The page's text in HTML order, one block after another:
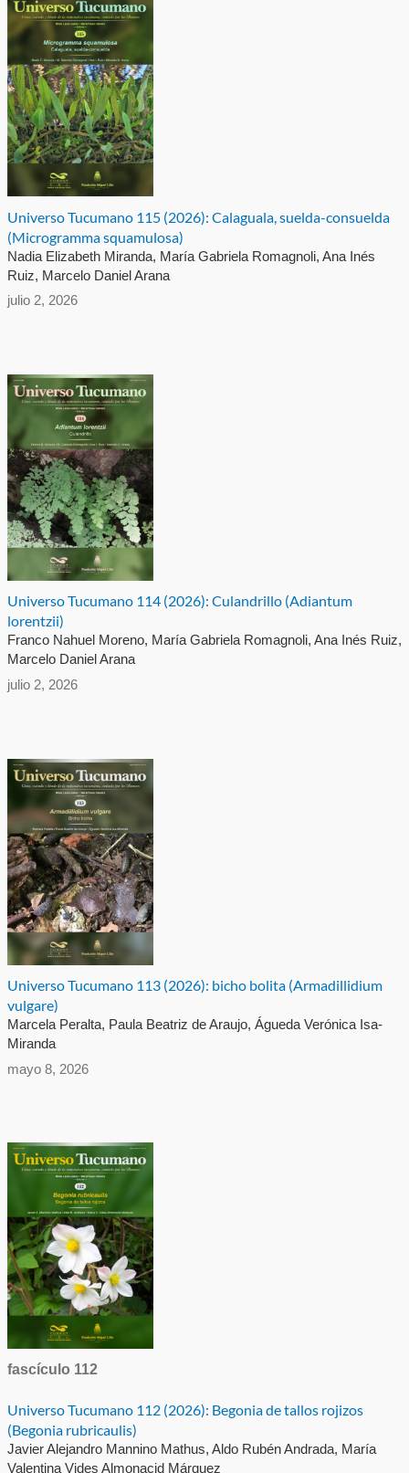
Universo Tucumano 115 (2026): Calaguala, suelda-consuelda
(Microgramma squamulosa)
Nadia Elizabeth Miranda, María Gabriela Romagnoli, Ana Inés
Ruiz, Marcelo Daniel Arana
julio 2, 2026
Universo Tucumano 114 (2026): Culandrillo (Adiantum
lorentzii)
Franco Nahuel Moreno, María Gabriela Romagnoli, Ana Inés Ruiz,
Marcelo Daniel Arana
julio 2, 2026
Universo Tucumano 113 (2026): bicho bolita (Armadillidium
vulgare)
Marcela Peralta, Paula Beatriz de Araujo, Águeda Verónica Isa-
Miranda
mayo 8, 2026
fascículo 112
Universo Tucumano 112 (2026): Begonia de tallos rojizos
(Begonia rubricaulis)
Javier Alejandro Mannino Mathus, Aldo Rubén Andrada, María
Valentina Vides Almonacid Márquez